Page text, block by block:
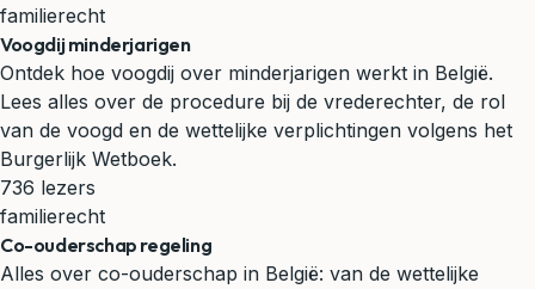
familierecht
Voogdij minderjarigen
Ontdek hoe voogdij over minderjarigen werkt in België.
Lees alles over de procedure bij de vrederechter, de rol
van de voogd en de wettelijke verplichtingen volgens het
Burgerlijk Wetboek.
736 lezers
familierecht
Co-ouderschap regeling
Alles over co-ouderschap in België: van de wettelijke